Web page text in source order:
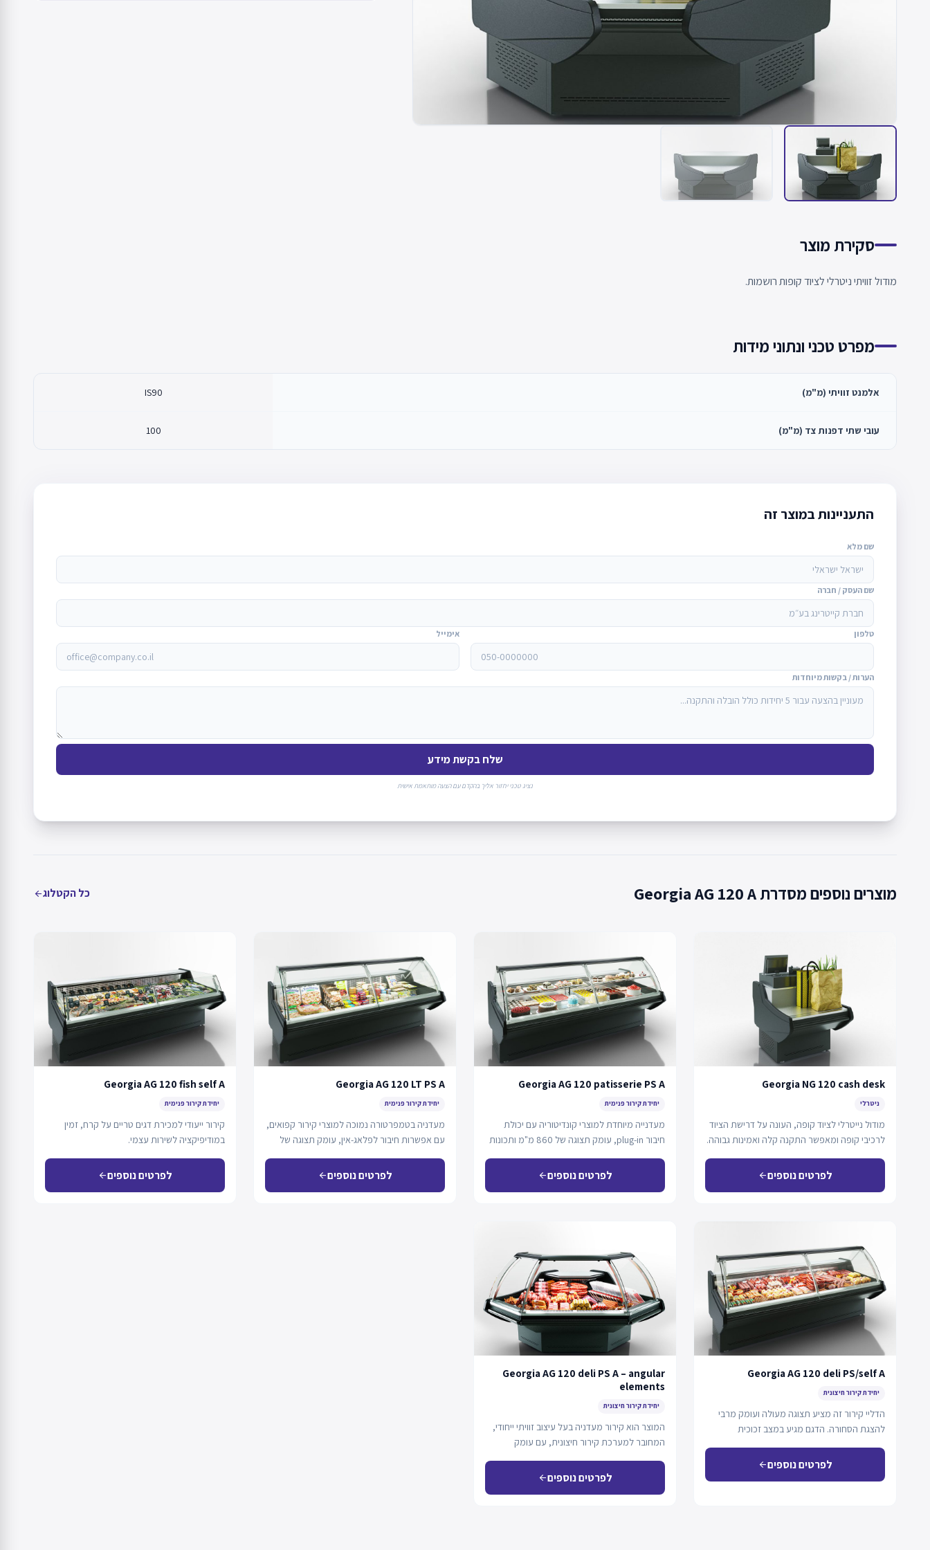
סקירת מוצר
מודול זוויתי ניטרלי לציוד קופות רושמות.
מפרט טכני ונתוני מידות
אלמנט זוויתי (מ"מ) IS90
עובי שתי דפנות צד (מ"מ) 100
התעניינות במוצר זה
שם מלא
שם העסק / חברה
טלפון אימייל
הערות / בקשות מיוחדות
שלח בקשת מידע
נציג טכני יחזור אליך בהקדם עם הצעה מותאמת אישית
מוצרים נוספים מסדרת Georgia AG 120 A כל הקטלוגarrow_back
Georgia NG 120 cash desk
ניטרלי
מודול נייטרלי לציוד קופה, העונה על דרישת הציוד
לרכיבי קופה ומאפשר התקנה קלה ואמינות גבוהה.
לפרטים נוספיםarrow_back
Georgia AG 120 patisserie PS A
יחידת קירור פנימית
מעדנייה מיוחדת למוצרי קונדיטוריה עם יכולת
חיבור plug-in, עומק תצוגה של 860 מ"מ ותכונות
לפרטים נוספיםarrow_back
Georgia AG 120 LT PS A
יחידת קירור פנימית
מעדניה בטמפרטורה נמוכה למוצרי קירור קפואים,
עם אפשרות חיבור לפלאג-אין, עומק תצוגה של
לפרטים נוספיםarrow_back
Georgia AG 120 fish self A
יחידת קירור פנימית
קירור ייעודי למכירת דגים טריים על קרח, זמין
במודיפיקציה לשירות עצמי.
לפרטים נוספיםarrow_back
Georgia AG 120 deli PS/self A
יחידת קירור חיצונית
הדליי קירור זה מציע תצוגה מעולה ועומק מרבי
להצגת הסחורה. הדגם מגיע במצב זכוכית
לפרטים נוספיםarrow_back
Georgia AG 120 deli PS A – angular
elements
יחידת קירור חיצונית
המוצר הוא קירור מעדניה בעל עיצוב זוויתי ייחודי,
המחובר למערכת קירור חיצונית, עם עומק
לפרטים נוספיםarrow_back